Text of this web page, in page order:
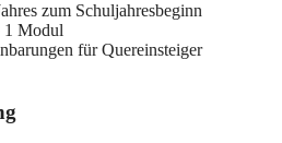
zum Schuljahresbeginn
1 Modul
für Quereinsteiger